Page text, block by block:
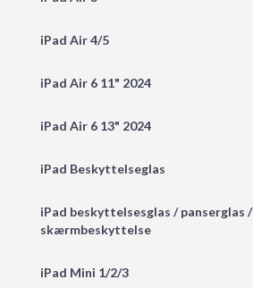
iPad Air 4/5
iPad Air 6 11" 2024
iPad Air 6 13" 2024
iPad Beskyttelseglas
iPad beskyttelsesglas / panserglas /
skærmbeskyttelse
iPad Mini 1/2/3